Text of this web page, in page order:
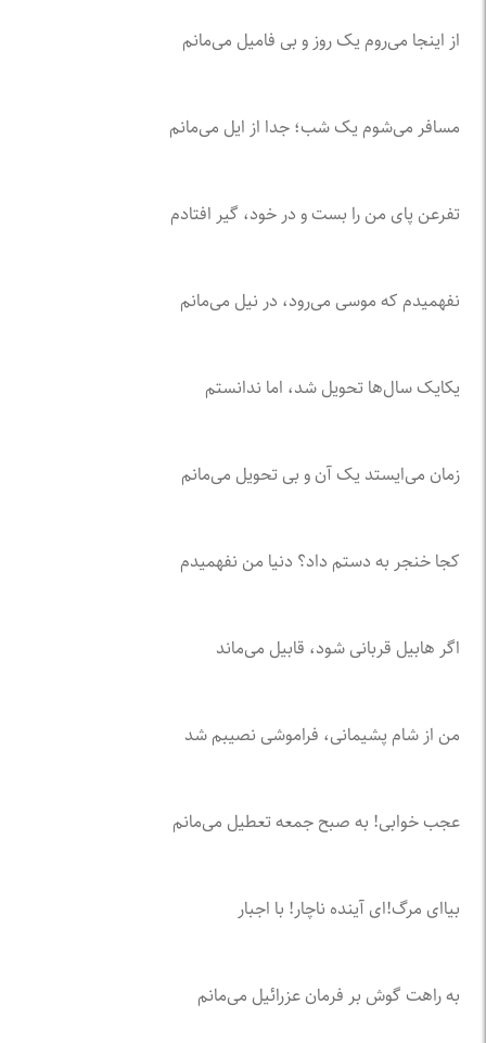
از اینجا می‌روم یک روز و بی فامیل می‌مانم
مسافر می‌شوم یک شب؛ جدا از ایل می‌مانم
تفرعن پای من را بست و در خود، گیر افتادم
نفهمیدم که موسی می‌رود، در نیل می‌مانم
یکایک سال‌ها تحویل شد، اما ندانستم
زمان می‌ایستد یک آن و بی تحویل می‌مانم
کجا خنجر به دستم داد؟ دنیا من نفهمیدم
اگر هابیل قربانی شود، قابیل می‌ماند
من از شام پشیمانی، فراموشی نصیبم شد
عجب خوابی! به صبح جمعه تعطیل می‌مانم
بیا‌ای مرگ!‌ای آینده ناچار! با اجبار
به راهت گوش بر فرمان عزرائیل می‌مانم